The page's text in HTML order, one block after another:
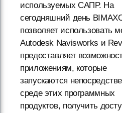
используемых САПР. На
сегодняшний день
позволяет использовать
Autodesk Navisworks и
предоставляет
приложениям, которые
запускаются
среде этих программных
продуктов, получить